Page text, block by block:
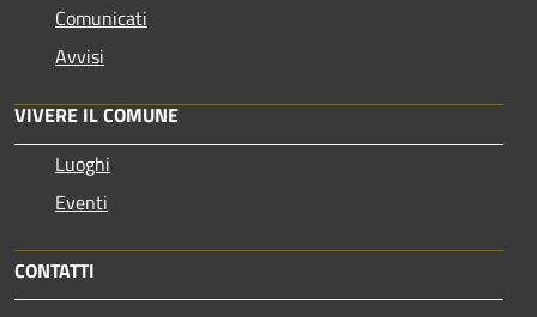
Comunicati
Avvisi
VIVERE IL COMUNE
Luoghi
Eventi
CONTATTI